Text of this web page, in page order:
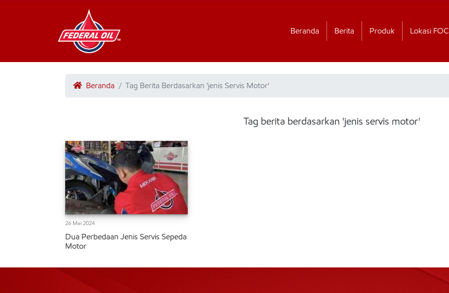
Beranda Berita Produk Lokasi FOC
Beranda Tag Berita Berdasarkan 'jenis Servis Motor'
Tag berita berdasarkan 'jenis servis motor'
26 Mei 2024
Dua Perbedaan Jenis Servis Sepeda
Motor